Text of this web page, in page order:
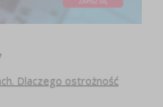
Dlaczego ostrożność